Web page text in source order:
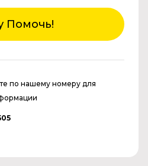
Помочь!
по нашему номеру для